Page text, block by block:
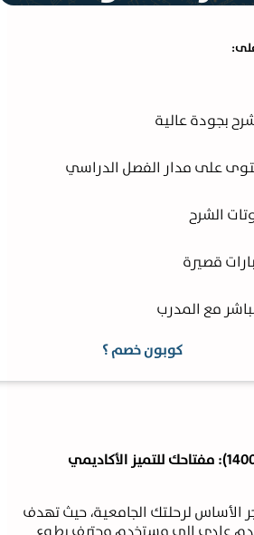
عالية
على مدار الفصل الدراسي
الشرح
قصيرة
مع المدرب
كوبون خصم ؟
مهارات الحاسب (تقن 1400): مفتاحك للتميز الأكاديمي
1400 حجر الأساس لرحلتك الجامعية، حيث تهدف
إلى مستخدم محترف يطوع